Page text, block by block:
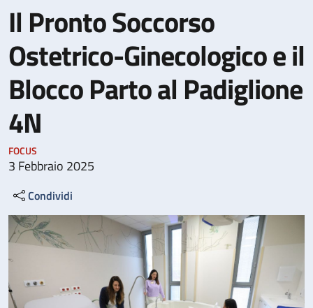
Il Pronto Soccorso
Ostetrico-Ginecologico e il
Blocco Parto al Padiglione
4N
FOCUS
3 Febbraio 2025
Condividi